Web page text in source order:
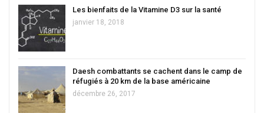
Les bienfaits de la Vitamine D3 sur la santé
janvier 18, 2018
Daesh combattants se cachent dans le camp de
réfugiés à 20 km de la base américaine
décembre 26, 2017